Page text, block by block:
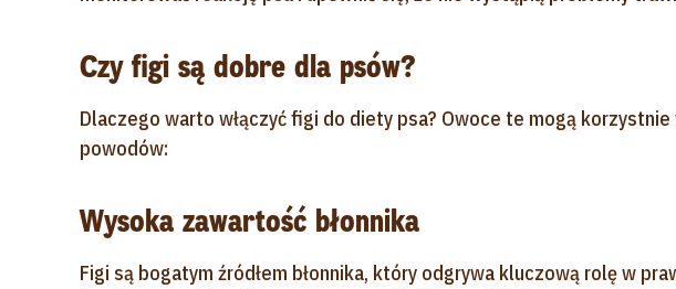
Czy figi są dobre dla psów?
Dlaczego warto włączyć figi do diety psa? Owoce te mogą
powodów:
Wysoka zawartość błonnika
Figi są bogatym źródłem błonnika, który odgrywa kluczową rolę w